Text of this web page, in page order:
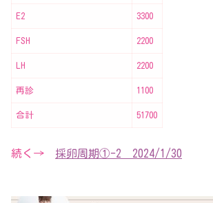
E2 3300
FSH 2200
LH 2200
再診 1100
合計 51700
続く→ 採卵周期①-2 2024/1/30